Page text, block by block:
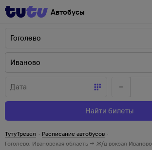
Автобусы
Найти билеты
ТутуТревел · Расписание автобусов ·
Гоголево, Ивановская область → Ж/д вокзал Иваново